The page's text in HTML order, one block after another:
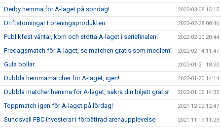
Derby hemma för A-laget på söndag! 2022-03-08 15:15
Driftstörningar Föreningsprodukten 2022-02-28 08:46
Publikfest väntar, kom och stötta A-laget i seriefinalen! 2022-02-20 20:44
Fredagsmatch för A-laget, se matchen gratis som medlem! 2022-02-14 11:47
Gula bollar 2022-01-21 18:20
Dubbla hemmamatcher för A-laget, igen! 2022-01-20 14:14
Dubbla matcher hemma för A-laget, säkra din biljett gratis! 2022-01-02 14:35
Toppmatch igen för A-laget på lördag! 2021-12-02 12:47
Sundsvall FBC investerar i förbättrad arenaupplevelse. 2021-11-19 11:23